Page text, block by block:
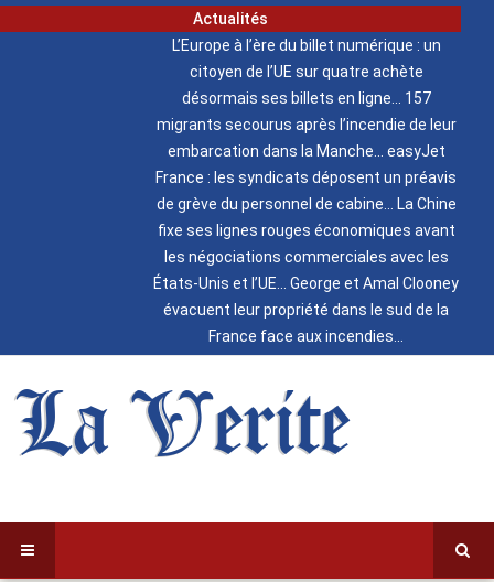
Actualités
L’Europe à l’ère du billet numérique : un
citoyen de l’UE sur quatre achète
désormais ses billets en ligne
157
migrants secourus après l’incendie de leur
embarcation dans la Manche
easyJet
France : les syndicats déposent un préavis
de grève du personnel de cabine
La Chine
fixe ses lignes rouges économiques avant
les négociations commerciales avec les
États-Unis et l’UE
George et Amal Clooney
évacuent leur propriété dans le sud de la
France face aux incendies
La Verite